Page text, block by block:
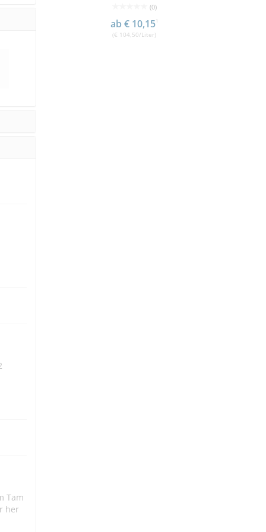
Tam
her
€ 18,90
(€ 17,01/Stück)